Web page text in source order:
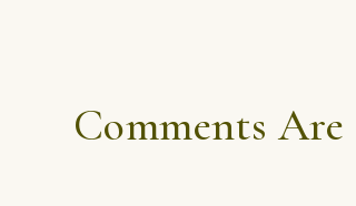
Comments Are